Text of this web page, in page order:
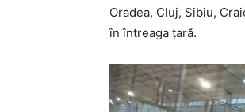
Oradea, Cluj, Sibiu,
în întreaga țară.